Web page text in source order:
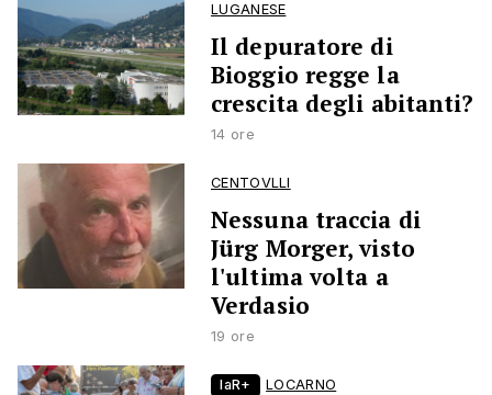
LUGANESE
Il depuratore di
Bioggio regge la
crescita degli abitanti?
14 ore
CENTOVLLI
Nessuna traccia di
Jürg Morger, visto
l'ultima volta a
Verdasio
19 ore
laR+ LOCARNO